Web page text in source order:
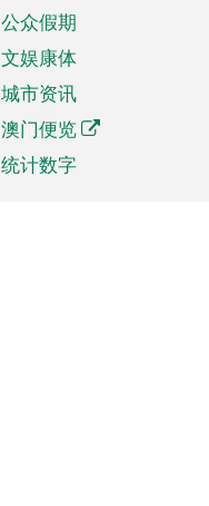
公众假期
文娱康体
城市资讯
澳门便览
统计数字